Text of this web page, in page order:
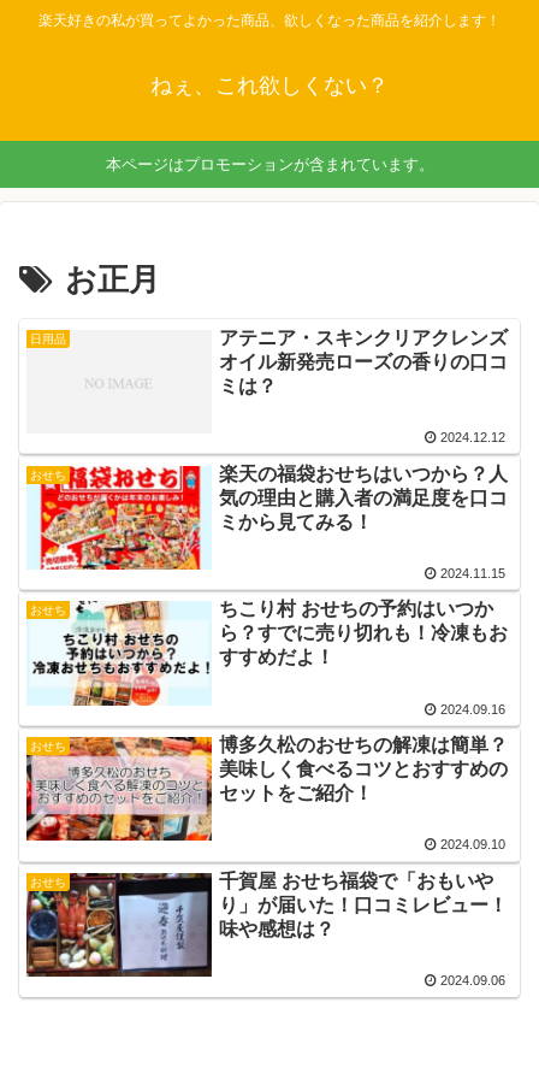
楽天好きの私が買ってよかった商品、欲しくなった商品を紹介します！
ねぇ、これ欲しくない？
本ページはプロモーションが含まれています。
お正月
日用品
アテニア・スキンクリアクレンズ
オイル新発売ローズの香りの口コ
ミは？
2024.12.12
おせち
楽天の福袋おせちはいつから？人
気の理由と購入者の満足度を口コ
ミから見てみる！
2024.11.15
おせち
ちこり村 おせちの予約はいつか
ら？すでに売り切れも！冷凍もお
すすめだよ！
2024.09.16
おせち
博多久松のおせちの解凍は簡単？
美味しく食べるコツとおすすめの
セットをご紹介！
2024.09.10
おせち
千賀屋 おせち福袋で「おもいや
り」が届いた！口コミレビュー！
味や感想は？
2024.09.06